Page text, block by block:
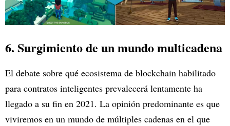
6. Surgimiento de un mundo multicadena
El debate sobre qué ecosistema de blockchain habilitado
para contratos inteligentes prevalecerá lentamente ha
llegado a su fin en 2021. La opinión predominante es que
viviremos en un mundo de múltiples cadenas en el que